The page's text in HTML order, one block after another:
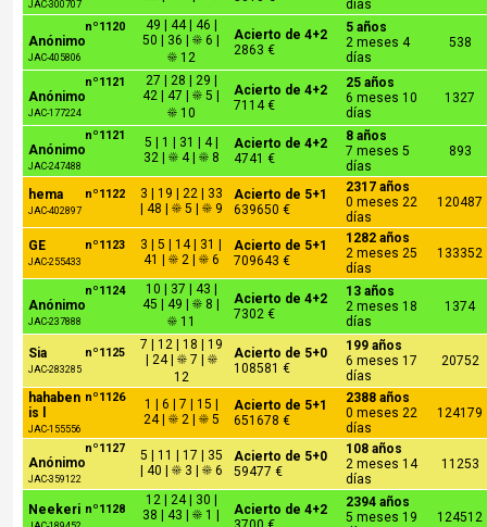
JAC-300707
días
nº1120
Anónimo
JAC-405806
49 | 44 | 46 |
50 | 36 | ☀ 6 |
☀ 12
Acierto de 4+2
2863 €
5 años
2 meses 4
días
538
nº1121
Anónimo
JAC-177224
27 | 28 | 29 |
42 | 47 | ☀ 5 |
☀ 10
Acierto de 4+2
7114 €
25 años
6 meses 10
días
1327
nº1121
Anónimo
JAC-247488
5 | 1 | 31 | 4 |
32 | ☀ 4 | ☀ 8
Acierto de 4+2
4741 €
8 años
7 meses 5
días
893
nº1122
hema
JAC-402897
3 | 19 | 22 | 33
| 48 | ☀ 5 | ☀ 9
Acierto de 5+1
639650 €
2317 años
0 meses 22
días
120487
nº1123
GE
JAC-255433
3 | 5 | 14 | 31 |
41 | ☀ 2 | ☀ 6
Acierto de 5+1
709643 €
1282 años
2 meses 25
días
133352
nº1124
Anónimo
JAC-237888
10 | 37 | 43 |
45 | 49 | ☀ 8 |
☀ 11
Acierto de 4+2
7302 €
13 años
2 meses 18
días
1374
nº1125
Sia
JAC-283285
7 | 12 | 18 | 19
| 24 | ☀ 7 | ☀
12
Acierto de 5+0
108581 €
199 años
6 meses 17
días
20752
nº1126
hahaben
is l
JAC-155556
1 | 6 | 7 | 15 |
24 | ☀ 2 | ☀ 5
Acierto de 5+1
651678 €
2388 años
0 meses 22
días
124179
nº1127
Anónimo
JAC-359122
5 | 11 | 17 | 35
| 40 | ☀ 3 | ☀ 6
Acierto de 5+0
59477 €
108 años
2 meses 14
días
11253
nº1128
Neekeri
12 | 24 | 30 |
38 | 43 | ☀ 1 |
Acierto de 4+2
2394 años
5 meses 19
124512